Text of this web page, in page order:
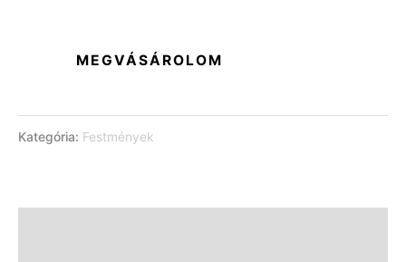
MEGVÁSÁROLOM
Kategória: Festmények